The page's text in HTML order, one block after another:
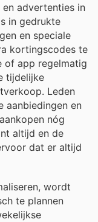
advertenties in
in gedrukte
en speciale
kortingscodes te
of app regelmatig
tijdelijke
Leden
aanbiedingen en
nóg
altijd en de
dat er altijd
wordt
te plannen